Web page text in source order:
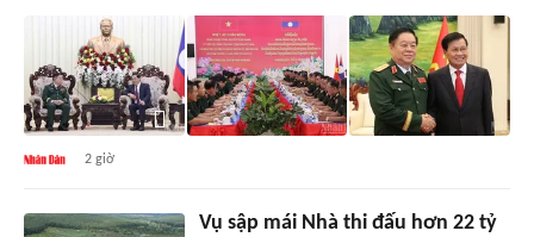
2 giờ
Vụ sập mái Nhà thi đấu hơn 22 tỷ